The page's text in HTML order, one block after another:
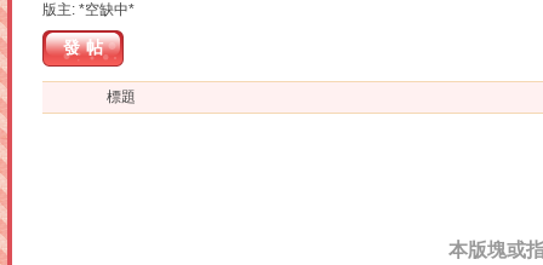
版主: *空缺中*
發帖
標題
本版塊或